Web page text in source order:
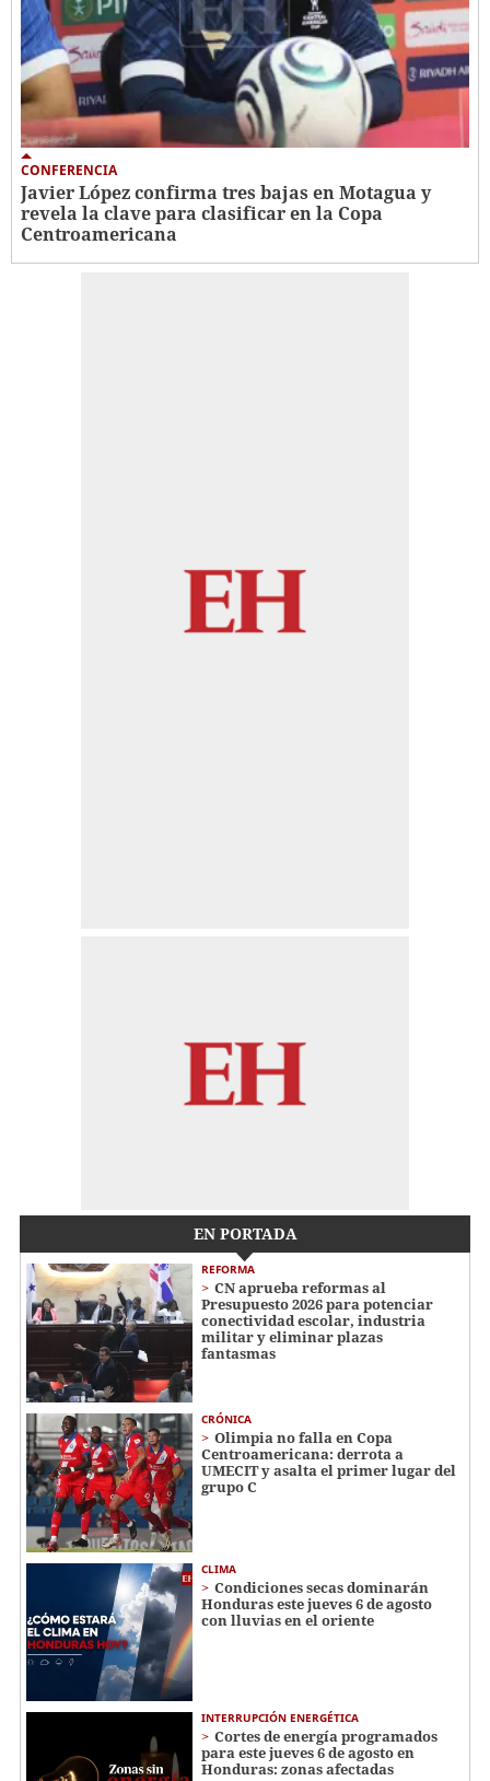
CONFERENCIA
Javier López confirma tres bajas en Motagua y
revela la clave para clasificar en la Copa
Centroamericana
EN PORTADA
REFORMA
CN aprueba reformas al
Presupuesto 2026 para potenciar
conectividad escolar, industria
militar y eliminar plazas
fantasmas
CRÓNICA
Olimpia no falla en Copa
Centroamericana: derrota a
UMECIT y asalta el primer lugar del
grupo C
CLIMA
Condiciones secas dominarán
Honduras este jueves 6 de agosto
con lluvias en el oriente
INTERRUPCIÓN ENERGÉTICA
Cortes de energía programados
para este jueves 6 de agosto en
Honduras: zonas afectadas